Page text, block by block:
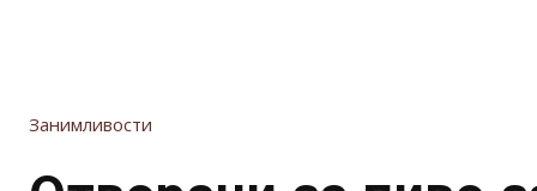
Занимливости